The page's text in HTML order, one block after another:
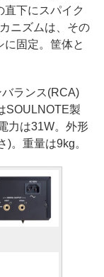
直下にスパイク
ニズムは、その
に固定。筐体と
ランス(RCA)
SOULNOTE製
力は31W。外形
。重量は9kg。